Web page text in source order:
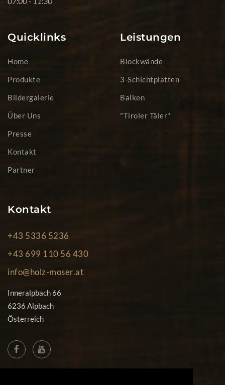
Quicklinks
Home
Produkte
Bildergalerie
Über Uns
Presse
Kontakt
Partner
Leistungen
Blockwände
3-Schichtplatten
Balken
"Tiroler Täler"
Kontakt
+43 5336 5236
+43 699 110 56 430
info@holz-moser.at
Inneralpbach 66
6236 Alpbach
Österreich